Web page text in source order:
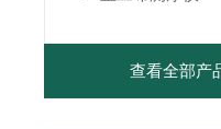
查看全部产